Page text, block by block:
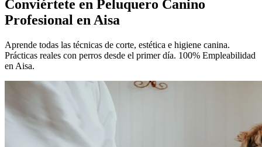
Conviértete en Peluquero Canino
Profesional en Aisa
Aprende todas las técnicas de corte, estética e higiene canina.
Prácticas reales con perros desde el primer día. 100% Empleabilidad
en Aisa.